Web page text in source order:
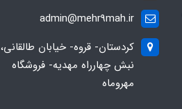
admin@mehr9mah.ir
کردستان- قروه- خیابان طالقانی،
نبش چهارراه مهدیه- فروشگاه
مهروماه